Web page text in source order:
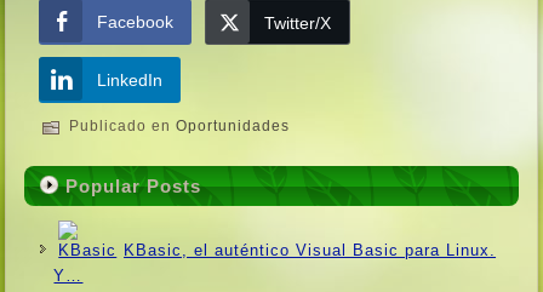
Facebook
Twitter/X
LinkedIn
Publicado en Oportunidades
Popular Posts
KBasic, el auténtico Visual Basic para Linux.
Y…